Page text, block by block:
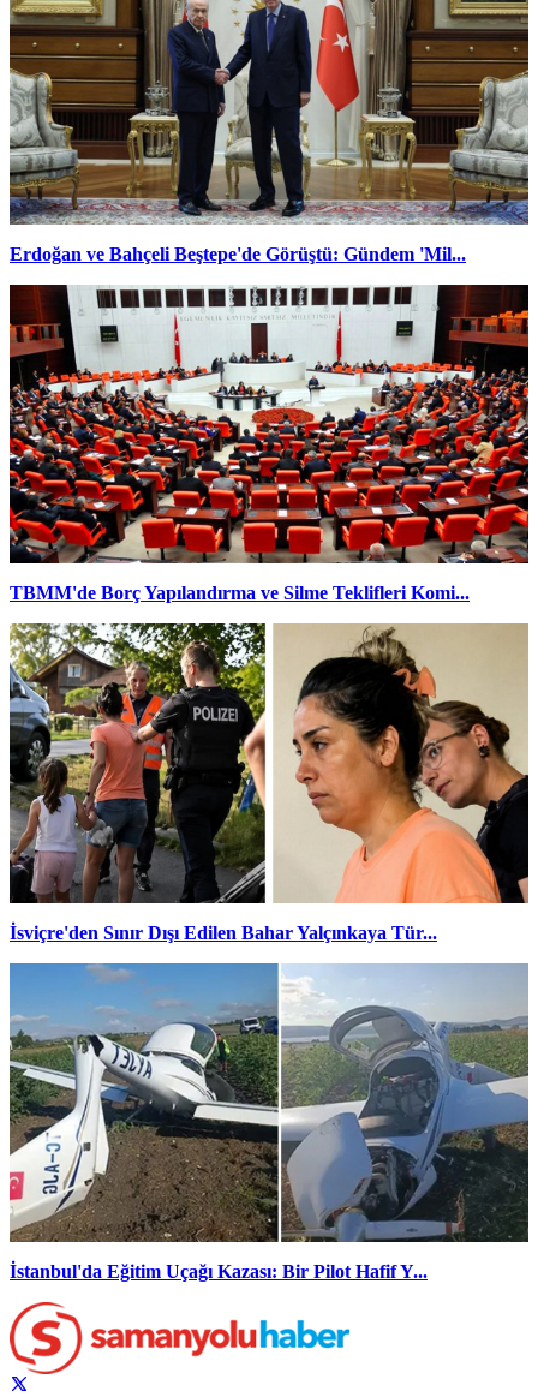
Erdoğan ve Bahçeli Beştepe'de Görüştü: Gündem 'Mil...
TBMM'de Borç Yapılandırma ve Silme Teklifleri Komi...
İsviçre'den Sınır Dışı Edilen Bahar Yalçınkaya Tür...
İstanbul'da Eğitim Uçağı Kazası: Bir Pilot Hafif Y...